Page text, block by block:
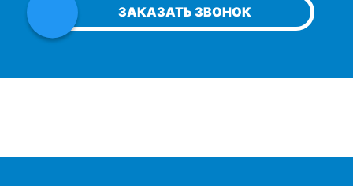
ЗАКАЗАТЬ ЗВОНОК